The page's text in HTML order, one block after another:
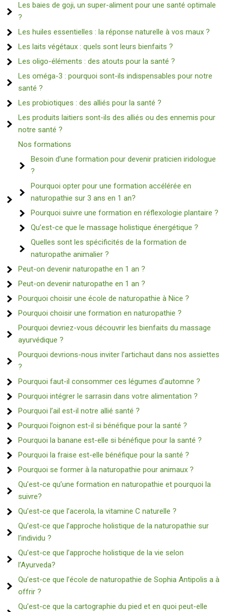
Les baies de goji, un super-aliment pour une santé optimale
?
Les huiles essentielles : la réponse naturelle à vos maux ?
Les laits végétaux : quels sont leurs bienfaits ?
Les oligo-éléments : des atouts pour la santé ?
Les oméga-3 : pourquoi sont-ils indispensables pour notre
santé ?
Les probiotiques : des alliés pour la santé ?
Les produits laitiers sont-ils des alliés ou des ennemis pour
notre santé ?
Nos formations
Besoin d’une formation pour devenir praticien iridologue
?
Pourquoi opter pour une formation accélérée en
naturopathie sur 3 ans en 1 an?
Pourquoi suivre une formation en réflexologie plantaire ?
Qu’est-ce que le massage holistique énergétique ?
Quelles sont les spécificités de la formation de
naturopathe animalier ?
Peut-on devenir naturopathe en 1 an ?
Peut-on devenir naturopathe en 1 an ?
Pourquoi choisir une école de naturopathie à Nice ?
Pourquoi choisir une formation en naturopathie ?
Pourquoi devriez-vous découvrir les bienfaits du massage
ayurvédique ?
Pourquoi devrions-nous inviter l’artichaut dans nos assiettes
?
Pourquoi faut-il consommer ces légumes d’automne ?
Pourquoi intégrer le sarrasin dans votre alimentation ?
Pourquoi l’ail est-il notre allié santé ?
Pourquoi l’oignon est-il si bénéfique pour la santé ?
Pourquoi la banane est-elle si bénéfique pour la santé ?
Pourquoi la fraise est-elle bénéfique pour la santé ?
Pourquoi se former à la naturopathie pour animaux ?
Qu’est-ce qu’une formation en naturopathie et pourquoi la
suivre?
Qu’est-ce que l’acerola, la vitamine C naturelle ?
Qu’est-ce que l’approche holistique de la naturopathie sur
l’individu ?
Qu’est-ce que l’approche holistique de la vie selon
l’Ayurveda?
Qu’est-ce que l’école de naturopathie de Sophia Antipolis a à
offrir ?
Qu’est-ce que la cartographie du pied et en quoi peut-elle